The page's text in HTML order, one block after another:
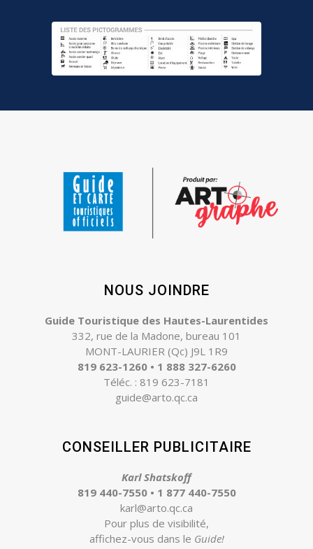
NOUS JOINDRE
Guide Touristique des Hautes-Laurentides
332, rue de la Madone, bureau 101
MONT-LAURIER (Qc) J9L 1R9
819 623-1260 • 1 888 327-6260
Téléc. : 819 623-7181
guide@arto.qc.ca
CONSEILLER PUBLICITAIRE
Karl Shatskoff
819 440-7550 • 1 877 440-7550
karl@arto.qc.ca
Pour plus de visibilité,
affichez-vous dans le Guide!